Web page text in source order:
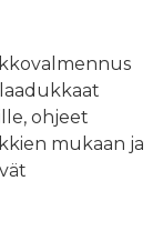
laadukkaat
ohjeet
mukaan ja